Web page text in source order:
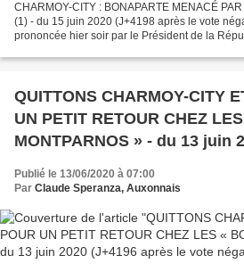
CHARMOY-CITY : BONAPARTE MENACÉ
(1) - du 15 juin 2020 (J+4198 après le vote
prononcée hier soir par le Président de la
QUITTONS CHARMOY-CITY
UN PETIT RETOUR CHEZ LES « BOBOS
MONTPARNOS » - du 13 juin
le vote négatif fondateur)
Publié le 13/06/2020 à 07:00
Par Claude Speranza, Auxonnais